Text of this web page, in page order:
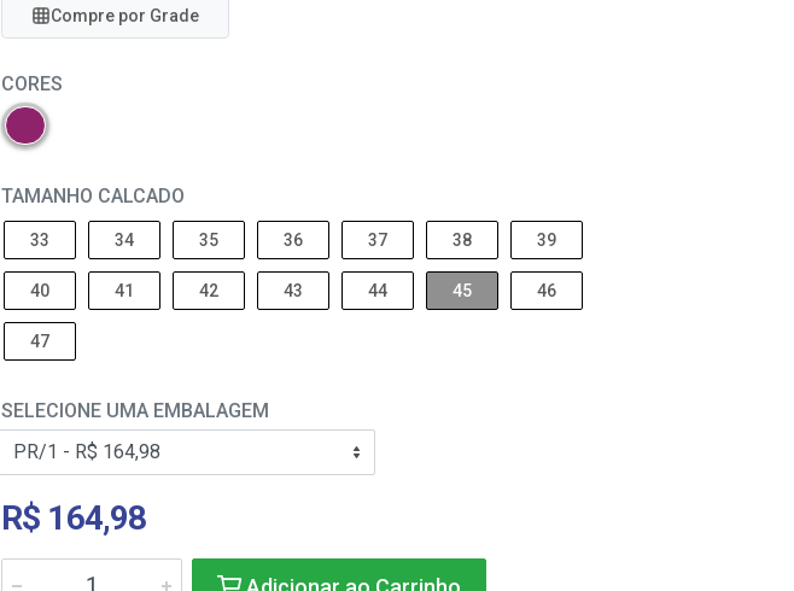
Compre por Grade
CORES
TAMANHO CALCADO
33 34 35 36 37 38 39
40 41 42 43 44 45 46
47
SELECIONE UMA EMBALAGEM
R$ 164,98